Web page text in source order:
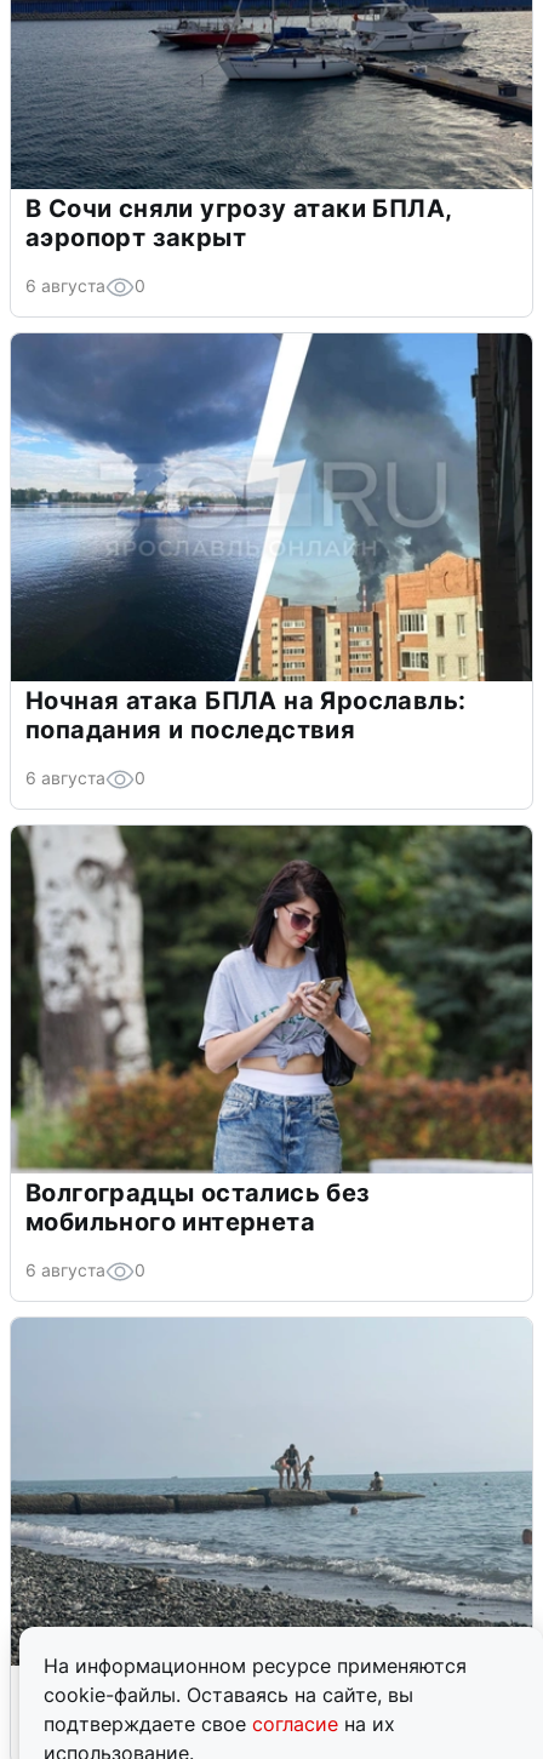
На информационном ресурсе применяются
cookie-файлы. Оставаясь на сайте, вы
подтверждаете свое согласие на их
использование.
В Сочи сняли угрозу атаки БПЛА,
аэропорт закрыт
6 августа 0
Ночная атака БПЛА на Ярославль:
попадания и последствия
6 августа 0
Волгоградцы остались без
мобильного интернета
6 августа 0
Сирены в Сочи: новая угроза БПЛА
6 августа 0